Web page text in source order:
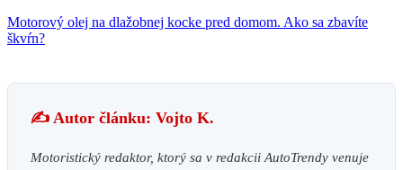
Motorový olej na dlažobnej kocke pred domom. Ako sa zbavíte
škvŕn?
✍️ Autor článku: Vojto K.
Motoristický redaktor, ktorý sa v redakcii AutoTrendy venuje